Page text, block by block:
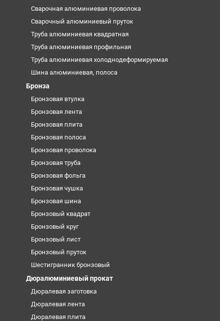
Сварочная алюминиевая проволока
Сварочный алюминиевый пруток
Труба алюминиевая квадратная
Труба алюминиевая профильная
Труба алюминиевая холоднодеформируемая
Шина алюминиевая, полоса
Бронза
Бронзовая втулка
Бронзовая лента
Бронзовая плита
Бронзовая полоса
Бронзовая проволока
Бронзовая труба
Бронзовая фольга
Бронзовая чушка
Бронзовая шина
Бронзовый квадрат
Бронзовый круг
Бронзовый лист
Бронзовый пруток
Шестигранник бронзовый
Дюралюминиевый прокат
Дюралевая заготовка
Дюралевая лента
Дюралевая плита